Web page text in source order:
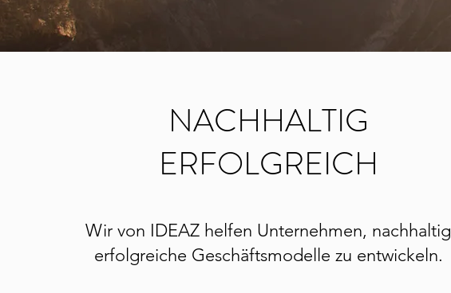
NACHHALTIG
ERFOLGREICH
Wir von IDEAZ helfen Unternehmen, nachhaltig
erfolgreiche Geschäftsmodelle zu entwickeln.